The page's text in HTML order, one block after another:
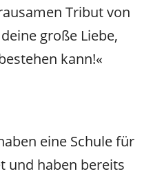
Tribut von
große Liebe,
kann!«
eine Schule für
und haben bereits